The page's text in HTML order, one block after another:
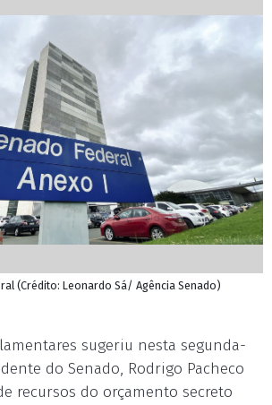
(Crédito: Leonardo Sá/ Agência Senado)
sugeriu nesta segunda-
do Senado, Rodrigo Pacheco
recursos do orçamento secreto